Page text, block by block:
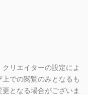
リエイターの設定によ
での閲覧のみとなるも
となる場合がございま